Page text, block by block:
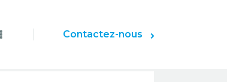
Contactez-nous